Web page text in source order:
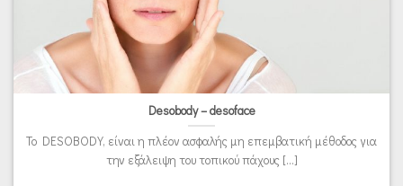
Desobody – desoface
To DESOBODY, είναι η πλέον ασφαλής μη επεμβατική μέθοδος για
την εξάλειψη του τοπικού πάχους [...]